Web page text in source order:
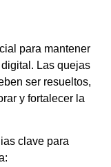
para mantener
Las quejas
ser resueltos,
y fortalecer la
clave para